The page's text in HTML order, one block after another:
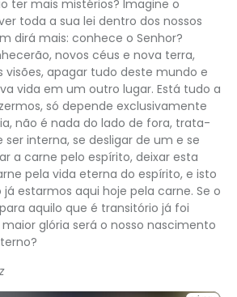
ter mais mistérios? Imagine o
toda a sua lei dentro dos nossos
dirá mais: conhece o Senhor?
novos céus e nova terra,
visões, apagar tudo deste mundo e
vida em um outro lugar. Está tudo a
só depende exclusivamente
não é nada do lado de fora, trata-
interna, se desligar de um e se
a carne pelo espírito, deixar esta
pela vida eterna do espírito, e isto
estarmos aqui hoje pela carne. Se o
aquilo que é transitório já foi
glória será o nosso nascimento